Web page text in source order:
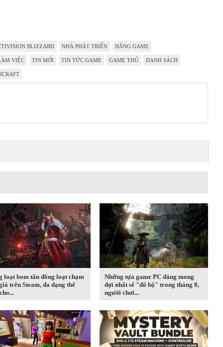
BLIZZARD NHÀ PHÁT TRIỂN HÃNG GAME
VIỆC TIN MỚI TIN TỨC GAME GAME THỦ DANH SÁCH
loạt bom tấn đồng loạt chạm
trên Steam, đa dạng thể
Những tựa game PC đáng mong
đợi nhất sẽ "đổ bộ" trong tháng 8,
người chơi...